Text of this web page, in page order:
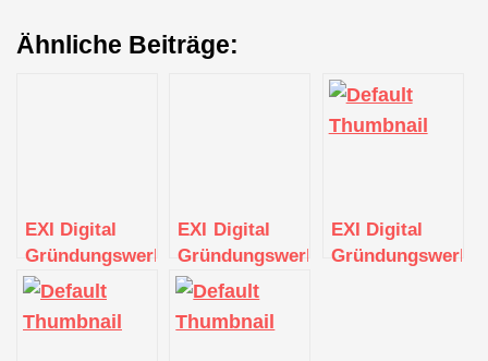
Ähnliche Beiträge:
EXI Digital
Gründungswerkstatt
EXI Digital
Gründungswerkstatt
EXI Digital